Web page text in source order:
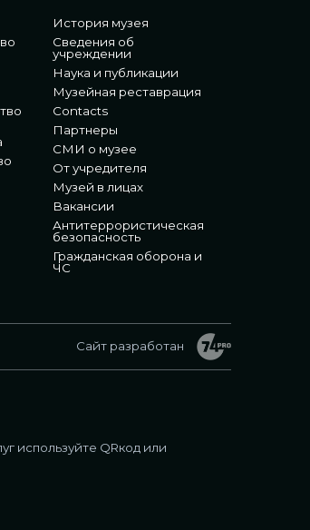
История музея
Сведения об
учреждении
Наука и публикации
Музейная реставрация
Contacts
Партнеры
СМИ о музее
От учредителя
Музей в лицах
Вакансии
Антитеррористическая
безопасность
Гражданская оборона и
ЧС
Сайт разработан
используйте QRкод или